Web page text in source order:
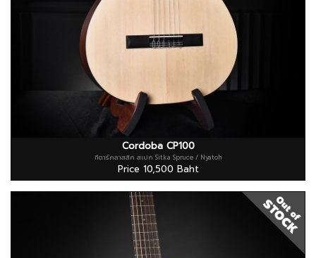
Cordoba CP100
กีตาร์คลาสสิค สเปค Sitka Spruce / Nyatoh
Price 10,500 Baht